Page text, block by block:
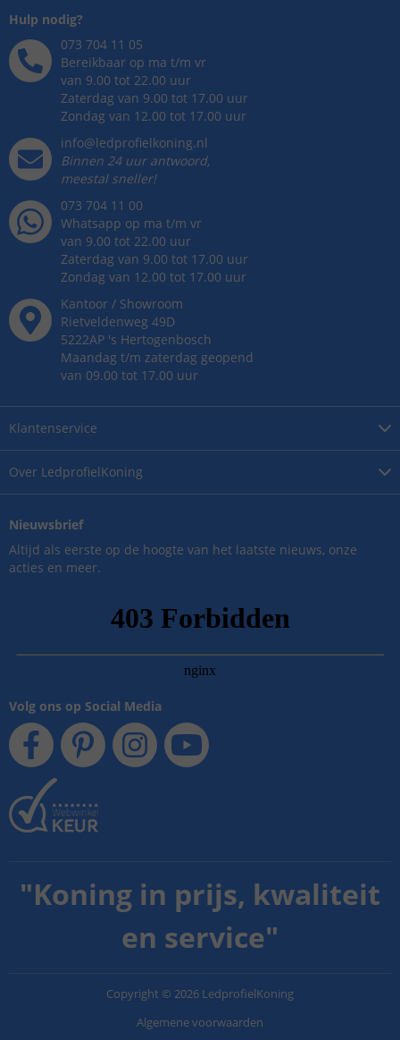
Over LedprofielKoning
Klantenservice
Hulp nodig?
073 704 11 05
Bereikbaar op ma t/m vr
van 9.00 tot 22.00 uur
Zaterdag van 9.00 tot 17.00 uur
Zondag van 12.00 tot 17.00 uur
info@ledprofielkoning.nl
Binnen 24 uur antwoord,
meestal sneller!
073 704 11 00
Whatsapp op ma t/m vr
van 9.00 tot 22.00 uur
Zaterdag van 9.00 tot 17.00 uur
Zondag van 12.00 tot 17.00 uur
Kantoor / Showroom
Rietveldenweg 49D
5222AP 's Hertogenbosch
Maandag t/m zaterdag geopend
van 09.00 tot 17.00 uur
Nieuwsbrief
Altijd als eerste op de hoogte van het laatste nieuws, onze
acties en meer.
Volg ons op Social Media
"Koning in prijs, kwaliteit
en service"
Copyright © 2026 LedprofielKoning
Algemene voorwaarden